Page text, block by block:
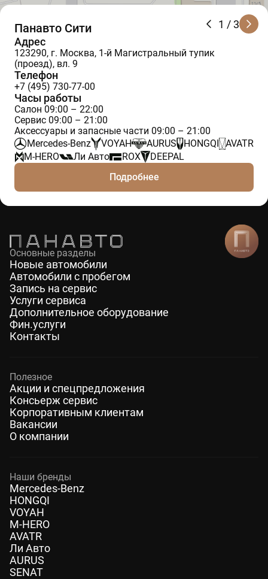
1 / 3
Панавто Сити
Адрес
123290, г. Москва, 1-й Магистральный тупик
(проезд), вл. 9
Телефон
+7 (495) 730-77-00
Часы работы
Салон 09:00 – 22:00
Сервис 09:00 – 21:00
Аксессуары и запасные части 09:00 – 21:00
Mercedes-Benz
VOYAH AURUS HONGQI
AVATR
M-HERO
Ли Авто ROX
DEEPAL
Подробнее
Основные разделы
Новые автомобили
Автомобили с пробегом
Запись на сервис
Услуги сервиса
Дополнительное оборудование
Фин.услуги
Контакты
Полезное
Акции и спецпредложения
Консьерж сервис
Корпоративным клиентам
Вакансии
О компании
Наши бренды
Mercedes-Benz
HONGQI
VOYAH
M-HERO
AVATR
Ли Авто
AURUS
SENAT